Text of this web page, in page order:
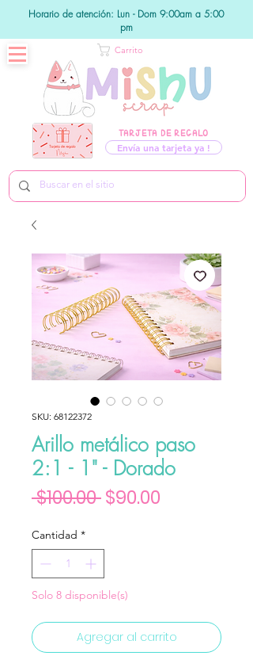
Horario de atención: Lun - Dom 9:00am a 5:00
pm
TARJETA DE REGALO
Envía una tarjeta ya !
Carrito
SKU: 68122372
Arillo metálico paso
2:1 - 1" - Dorado
$100.00 Precio
$90.00
Cantidad *
Solo 8 disponible(s)
Agregar al carrito